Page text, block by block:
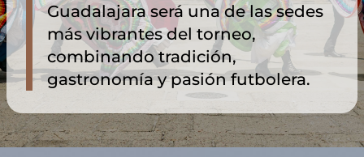
Guadalajara será una de las sedes
más vibrantes del torneo,
combinando tradición,
gastronomía y pasión futbolera.